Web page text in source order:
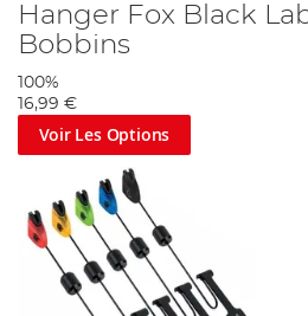
Hanger Fox Black
Bobbins
100%
16,99 €
Voir Les Options